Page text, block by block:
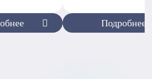
Подробнее